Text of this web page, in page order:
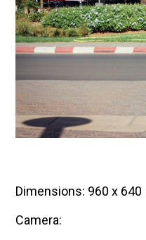
Dimensions: 960 x 640
Camera: